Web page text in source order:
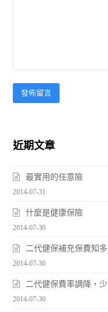
近期文章
最實用的任意險
2014-07-31
什麼是健康保險
2014-07-30
二代健保補充保費知多
2014-07-30
二代健保費率調降，
2014-07-30